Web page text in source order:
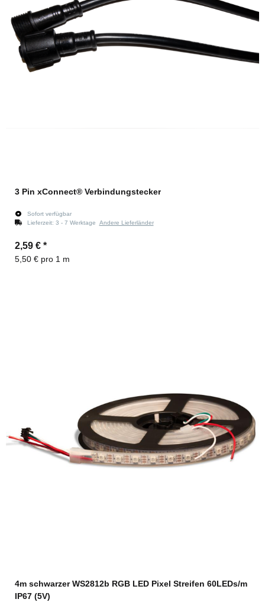
3 Pin xConnect® Verbindungstecker
Sofort verfügbar
Lieferzeit: 3 - 7 Werktage Andere Lieferländer
2,59 € *
5,50 € pro 1 m
4m schwarzer WS2812b RGB LED Pixel Streifen 60LEDs/m
IP67 (5V)